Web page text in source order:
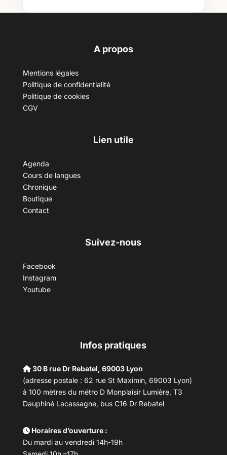
A propos
Mentions légales
Politique de confidentialité
Politique de cookies
CGV
Lien utile
Agenda
Cours de langues
Chronique
Boutique
Contact
Suivez-nous
Facebook
Instagram
Youtube
Infos pratiques
30 B rue Dr Rebatel, 69003 Lyon
(adresse postale : 62 rue St Maximin, 69003 Lyon)
à 100 mètres du métro D Monplaisir Lumière, T3
Dauphiné Lacassagne, bus C16 Dr Rebatel
Horaires d’ouverture :
Du mardi au vendredi 14h-19h